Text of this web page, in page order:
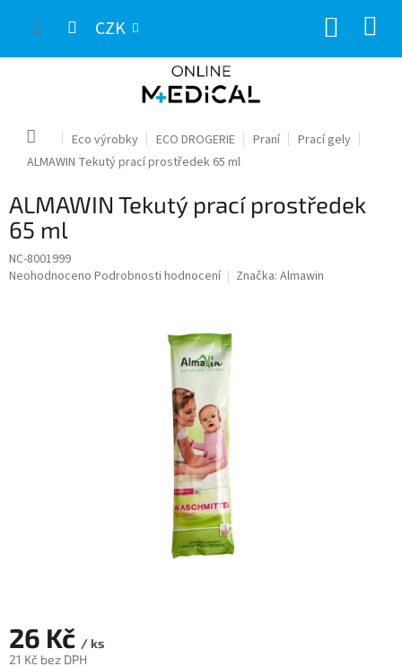
CZK
Domů Eco výrobky ECO DROGERIE Praní
Prací gely
ALMAWIN Tekutý prací prostředek 65 ml
ALMAWIN Tekutý prací prostředek
65 ml
NC-8001999
Průměrné
Neohodnoceno Podrobnosti hodnocení Značka: Almawin
26 Kč / ks
21 Kč bez DPH